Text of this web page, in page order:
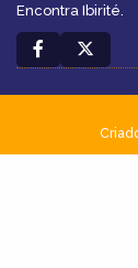
Encontra Ibirité.